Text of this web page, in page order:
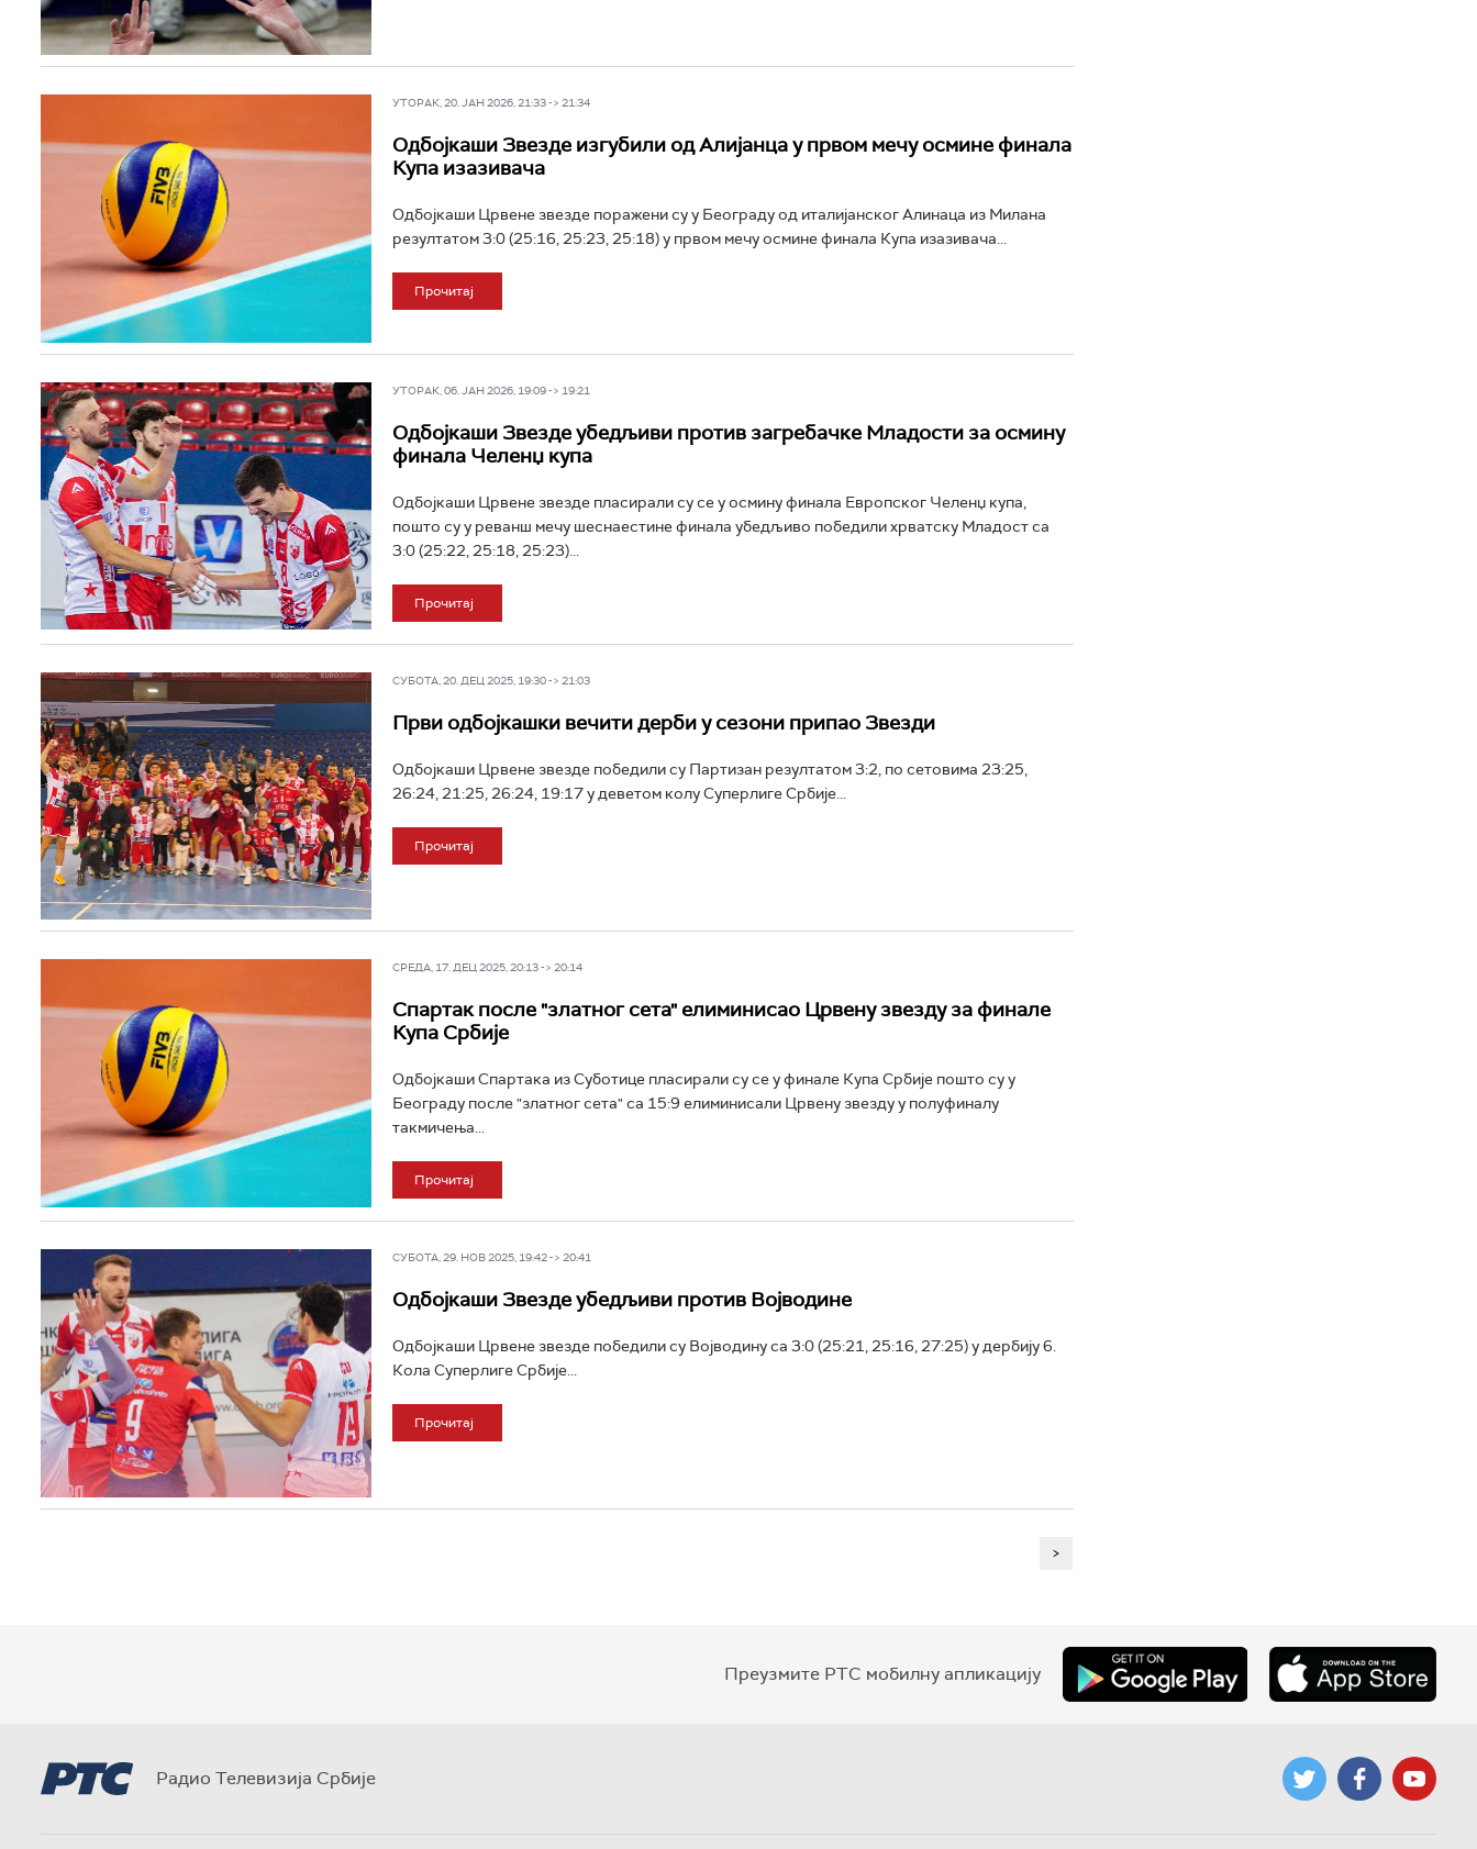
УТОРАК, 20. ЈАН 2026, 21:33 -> 21:34
Одбојкаши Звезде изгубили од Алијанца у првом мечу осмине финала
Купа изазивача
Одбојкаши Црвене звезде поражени су у Београду од италијанског Алинаца из Милана
резултатом 3:0 (25:16, 25:23, 25:18) у првом мечу осмине финала Купа изазивача...
Прочитај
УТОРАК, 06. ЈАН 2026, 19:09 -> 19:21
Одбојкаши Звезде убедљиви против загребачке Младости за осмину
финала Челенџ купа
Одбојкаши Црвене звезде пласирали су се у осмину финала Европског Челенџ купа,
пошто су у реванш мечу шеснаестине финала убедљиво победили хрватску Младост са
3:0 (25:22, 25:18, 25:23)...
Прочитај
СУБОТА, 20. ДЕЦ 2025, 19:30 -> 21:03
Први одбојкашки вечити дерби у сезони припао Звезди
Одбојкаши Црвене звезде победили су Партизан резултатом 3:2, по сетовима 23:25,
26:24, 21:25, 26:24, 19:17 у деветом колу Суперлиге Србије...
Прочитај
СРЕДА, 17. ДЕЦ 2025, 20:13 -> 20:14
Спартак после "златног сета" елиминисао Црвену звезду за финале
Купа Србије
Одбојкаши Спартака из Суботице пласирали су се у финале Купа Србије пошто су у
Београду после "златног сета" са 15:9 елиминисали Црвену звезду у полуфиналу
такмичења...
Прочитај
СУБОТА, 29. НОВ 2025, 19:42 -> 20:41
Одбојкаши Звезде убедљиви против Војводине
Одбојкаши Црвене звезде победили су Војводину са 3:0 (25:21, 25:16, 27:25) у дербију 6.
Кола Суперлиге Србије...
Прочитај
>
Преузмите РТС мобилну апликацију
Радио Телевизија Србије